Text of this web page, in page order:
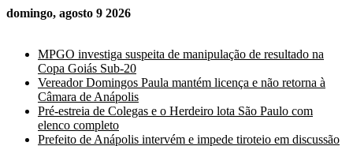
domingo, agosto 9 2026
MPGO investiga suspeita de manipulação de resultado na
Copa Goiás Sub-20
Vereador Domingos Paula mantém licença e não retorna à
Câmara de Anápolis
Pré-estreia de Colegas e o Herdeiro lota São Paulo com
elenco completo
Prefeito de Anápolis intervém e impede tiroteio em discussão